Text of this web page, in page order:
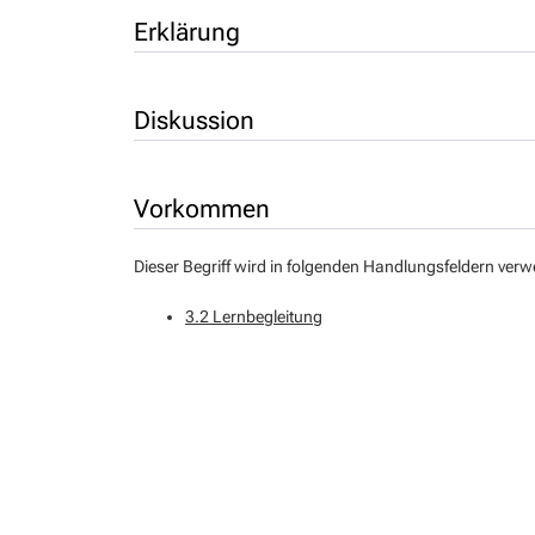
Erklärung
Diskussion
Vorkommen
Dieser Begriff wird in folgenden Handlungsfeldern
3.2 Lernbegleitung